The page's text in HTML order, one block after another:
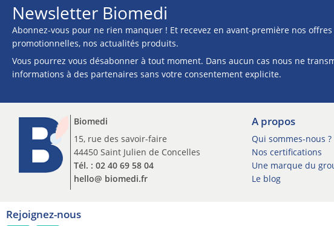
Newsletter Biomedi
Abonnez-vous pour ne rien manquer ! Et recevez en avant-première nos offres
promotionnelles, nos actualités produits.
Vous pourrez vous désabonner à tout moment. Dans aucun cas nous ne
informations à des partenaires sans votre consentement explicite.
Biomedi
15, rue des savoir-faire
44450 Saint Julien de Concelles
Tél. : 02 40 69 58 04
hello@ biomedi.fr
A propos
Qui sommes-nous ?
Nos certifications
Une marque du
Le blog
Rejoignez-nous